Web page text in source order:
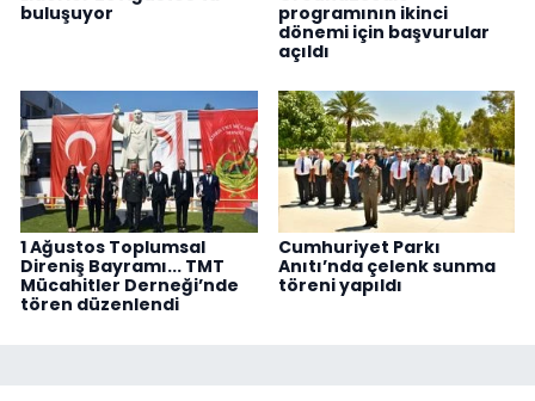
buluşuyor
programının ikinci
dönemi için başvurular
açıldı
1 Ağustos Toplumsal
Direniş Bayramı... TMT
Mücahitler Derneği’nde
tören düzenlendi
Cumhuriyet Parkı
Anıtı’nda çelenk sunma
töreni yapıldı